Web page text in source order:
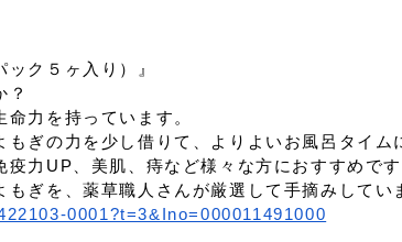
ック５ヶ入り）』
？
力を持っています。
ぎの力を少し借りて、よりよいお風呂タイム
力UP、美肌、痔など様々な方におすすめです
ぎを、薬草職人さんが厳選して手摘みしてい
0001?t=3&Ino=000011491000